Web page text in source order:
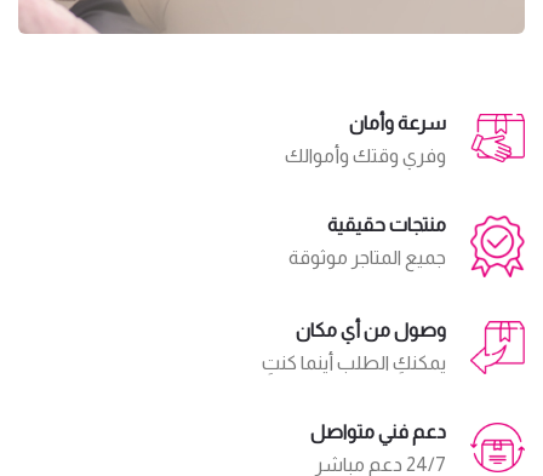
سرعة وأمان
وفري وقتك وأموالك
منتجات حقيقية
جميع المتاجر موثوقة
وصول من أي مكان
يمكنكِ الطلب أينما كنتِ
دعم فني متواصل
24/7 دعم مباشر